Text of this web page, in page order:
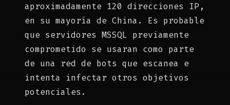
aproximadamente 120 direcciones IP,
en su mayoría de China. Es probable
que servidores MSSQL previamente
comprometido se usaran como parte
de una red de bots que escanea e
intenta infectar otros objetivos
potenciales.